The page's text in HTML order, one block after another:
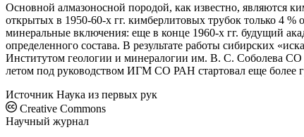
Основной алмазоносной породой, как известно, являются
открытых в 1950-60-х гг. кимберлитовых трубок только 4
минеральные включения: еще в конце 1960-х гг. будущий
определенного состава. В результате работы сибирских
Институтом геологии и минералогии им. В. С. Соболева СО
летом под руководством ИГМ СО РАН стартовал еще более
Источник Наука из первых рук
Creative Commons
Научный журнал